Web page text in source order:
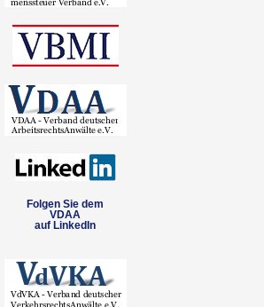
Folgen Sie dem
VDAA
auf LinkedIn